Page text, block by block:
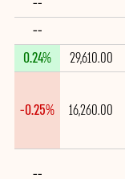
--
29,610.00
0.24%
16,260.00
-0.25%
--